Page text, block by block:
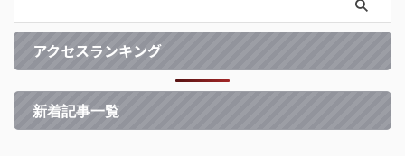
アクセスランキング
新着記事一覧